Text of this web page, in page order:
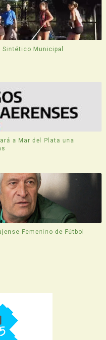
Sintético Municipal
a Mar del Plata una
Femenino de Fútbol